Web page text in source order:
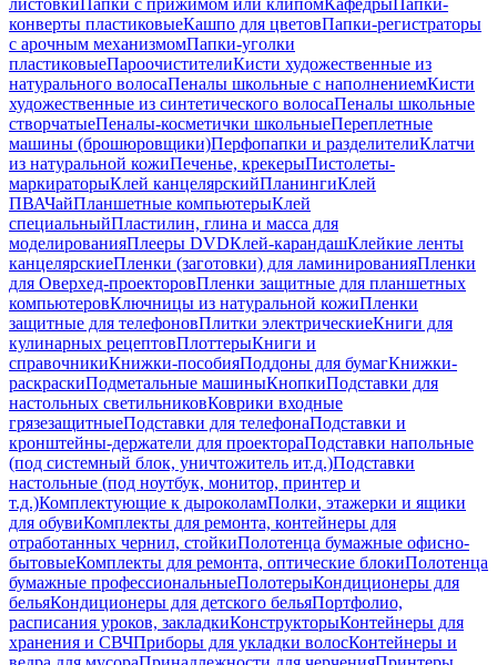
листовкиПапки с прижимом или клипомКафедрыПапки-
конверты пластиковыеКашпо для цветовПапки-регистраторы
с арочным механизмомПапки-уголки
пластиковыеПароочистителиКисти художественные из
натурального волосаПеналы школьные с наполнениемКисти
художественные из синтетического волосаПеналы школьные
створчатыеПеналы-косметички школьныеПереплетные
машины (брошюровщики)Перфопапки и разделителиКлатчи
из натуральной кожиПеченье, крекерыПистолеты-
маркираторыКлей канцелярскийПланингиКлей
ПВАЧайПланшетные компьютерыКлей
специальныйПластилин, глина и масса для
моделированияПлееры DVDКлей-карандашКлейкие ленты
канцелярскиеПленки (заготовки) для ламинированияПленки
для Оверхед-проекторовПленки защитные для планшетных
компьютеровКлючницы из натуральной кожиПленки
защитные для телефоновПлитки электрическиеКниги для
кулинарных рецептовПлоттерыКниги и
справочникиКнижки-пособияПоддоны для бумагКнижки-
раскраскиПодметальные машиныКнопкиПодставки для
настольных светильниковКоврики входные
грязезащитныеПодставки для телефонаПодставки и
кронштейны-держатели для проектораПодставки напольные
(под системный блок, уничтожитель ит.д.)Подставки
настольные (под ноутбук, монитор, принтер и
т.д.)Комплектующие к дыроколамПолки, этажерки и ящики
для обувиКомплекты для ремонта, контейнеры для
отработанных чернил, стойкиПолотенца бумажные офисно-
бытовыеКомплекты для ремонта, оптические блокиПолотенца
бумажные профессиональныеПолотерыКондиционеры для
бельяКондиционеры для детского бельяПортфолио,
расписания уроков, закладкиКонструкторыКонтейнеры для
хранения и СВЧПриборы для укладки волосКонтейнеры и